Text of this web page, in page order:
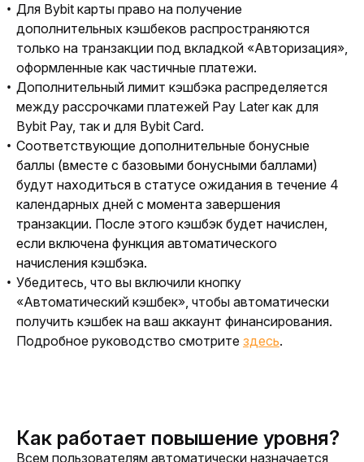
Для Bybit карты право на получение
дополнительных кэшбеков распространяются
только на транзакции под вкладкой «Авторизация»,
оформленные как частичные платежи.
Дополнительный лимит кэшбэка распределяется
между рассрочками платежей Pay Later как для
Bybit Pay, так и для Bybit Card.
Соответствующие дополнительные бонусные
баллы (вместе с базовыми бонусными баллами)
будут находиться в статусе ожидания в течение 4
календарных дней с момента завершения
транзакции. После этого кэшбэк будет начислен,
если включена функция автоматического
начисления кэшбэка.
Убедитесь, что вы включили кнопку
«Автоматический кэшбек», чтобы автоматически
получить кэшбек на ваш аккаунт финансирования.
Подробное руководство смотрите здесь.
Как работает повышение уровня?